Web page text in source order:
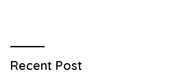
Recent Post